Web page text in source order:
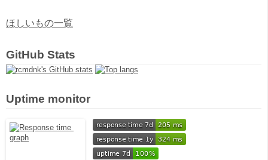
ほしいもの一覧
GitHub Stats
Uptime monitor